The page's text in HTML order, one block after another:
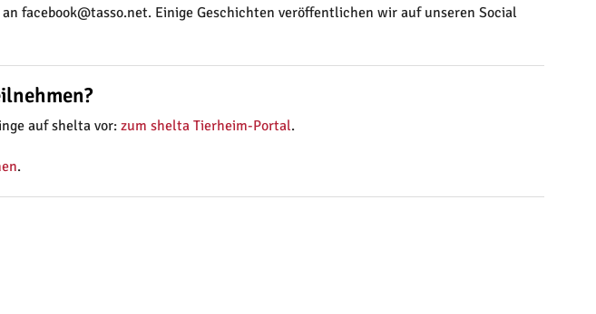
facebook@tasso.net. Einige Geschichten veröffentlichen wir auf unseren Social
auf shelta vor: zum shelta Tierheim-Portal.
.